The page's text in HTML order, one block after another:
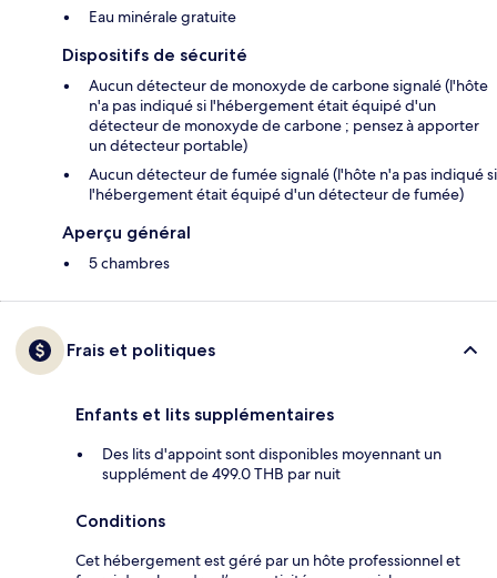
Eau minérale gratuite
Dispositifs de sécurité
Aucun détecteur de monoxyde de carbone signalé (l'hôte
n'a pas indiqué si l'hébergement était équipé d'un
détecteur de monoxyde de carbone ; pensez à apporter
un détecteur portable)
Aucun détecteur de fumée signalé (l'hôte n'a pas indiqué si
l'hébergement était équipé d'un détecteur de fumée)
Aperçu général
5 chambres
Frais et politiques
Enfants et lits supplémentaires
Des lits d'appoint sont disponibles moyennant un
supplément de 499.0 THB par nuit
Conditions
Cet hébergement est géré par un hôte professionnel et